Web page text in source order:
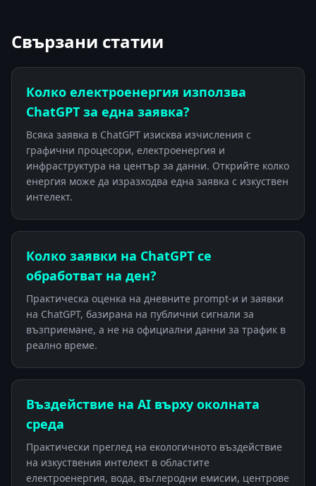
Свързани статии
Колко електроенергия използва
ChatGPT за една заявка?
Всяка заявка в ChatGPT изисква изчисления с
графични процесори, електроенергия и
инфраструктура на център за данни. Открийте колко
енергия може да изразходва една заявка с изкуствен
интелект.
Колко заявки на ChatGPT се
обработват на ден?
Практическа оценка на дневните prompt-и и заявки
на ChatGPT, базирана на публични сигнали за
възприемане, а не на официални данни за трафик в
реално време.
Въздействие на AI върху околната
среда
Практически преглед на екологичното въздействие
на изкуствения интелект в областите
електроенергия, вода, въглеродни емисии, центрове